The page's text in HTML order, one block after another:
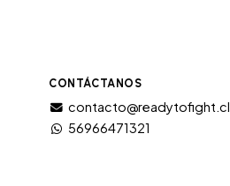
CONTÁCTANOS
contacto@readytofight.cl
56966471321